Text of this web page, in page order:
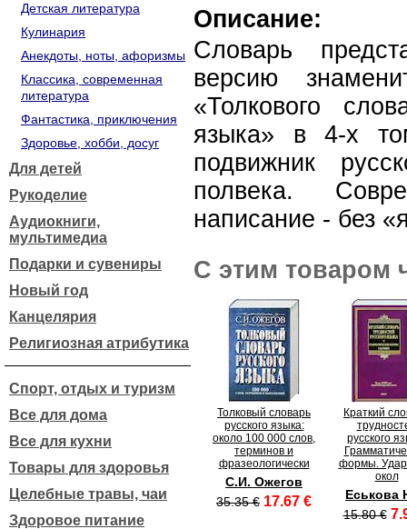
Детская литература
Кулинария
Анекдоты, ноты, афоризмы
Классика, современная
литература
Фантастика, приключения
Здоровье, хобби, досуг
Для детей
Рукоделие
Аудиокниги,
мультимедиа
Подарки и сувениры
Новый год
Канцелярия
Религиозная атрибутика
Спорт, отдых и туризм
Все для дома
Все для кухни
Товары для здоровья
Целебные травы, чаи
Здоровое питание
Описание:
Словарь
версию
«Толкового
языка» в 4-х
подвижник
полвека.
написание - без
С этим товаром
Толковый словарь
русского языка:
около 100 000 слов,
терминов и
фразеологически
С.И. Ожегов
35.35 € 17.67 €
Краткий
русского
формы.
окол
Еськова
15.80 €